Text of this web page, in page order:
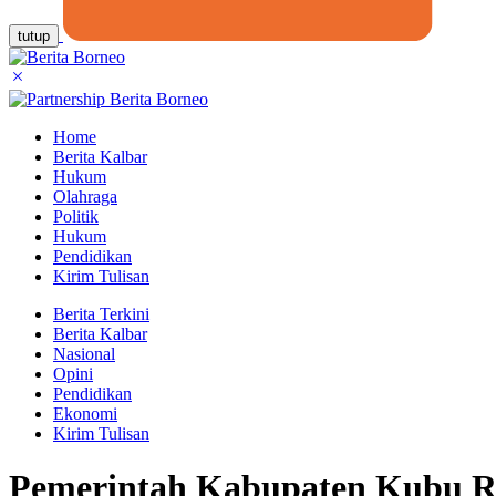
tutup
Home
Berita Kalbar
Hukum
Olahraga
Politik
Hukum
Pendidikan
Kirim Tulisan
Berita Terkini
Berita Kalbar
Nasional
Opini
Pendidikan
Ekonomi
Kirim Tulisan
Pemerintah Kabupaten Kubu